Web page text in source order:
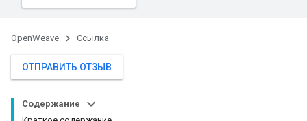
OpenWeave Ссылка
ОТПРАВИТЬ ОТЗЫВ
Содержание